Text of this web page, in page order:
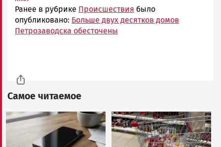
Ранее в рубрике Происшествия было
опубликовано: Больше двух десятков домов
Петрозаводска обесточены
Самое читаемое
Image Image